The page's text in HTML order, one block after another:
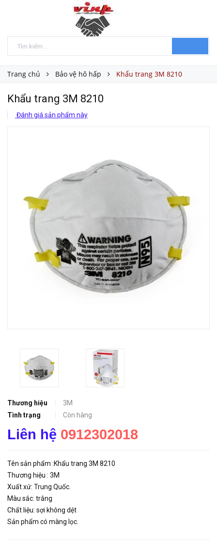
Trang chủ Bảo vệ hô hấp Khẩu trang 3M 8210
Khẩu trang 3M 8210
Đánh giá sản phẩm này
Thương hiệu
3M
Tình trạng
Còn hàng
Liên hệ 0912302018
Tên sản phẩm :Khẩu trang 3M 8210
Thương hiệu : 3M
Xuất xứ: Trung Quốc.
Màu sắc: trắng
Chất liệu: sợi không dệt
Sản phẩm có màng lọc.